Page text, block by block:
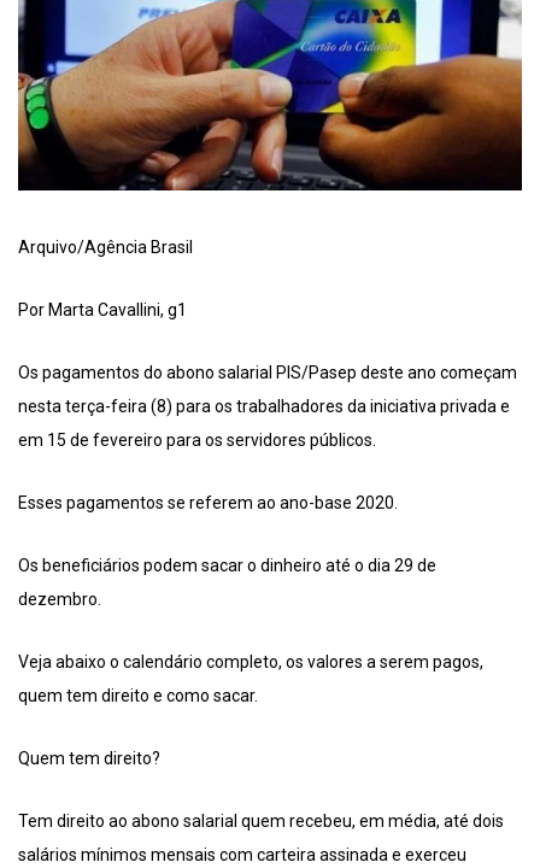
Arquivo/Agência Brasil
Por Marta Cavallini, g1
Os pagamentos do abono salarial PIS/Pasep deste ano começam
nesta terça-feira (8) para os trabalhadores da iniciativa privada e
em 15 de fevereiro para os servidores públicos.
Esses pagamentos se referem ao ano-base 2020.
Os beneficiários podem sacar o dinheiro até o dia 29 de
dezembro.
Veja abaixo o calendário completo, os valores a serem pagos,
quem tem direito e como sacar.
Quem tem direito?
Tem direito ao abono salarial quem recebeu, em média, até dois
salários mínimos mensais com carteira assinada e exerceu